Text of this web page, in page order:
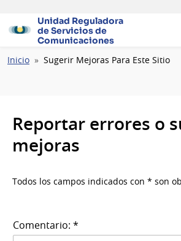
Unidad Reguladora
de Servicios de
Comunicaciones
Ruta
Inicio Sugerir Mejoras Para Este Sitio
Reportar errores o
mejoras
Todos los campos indicados con * son
Comentario: *